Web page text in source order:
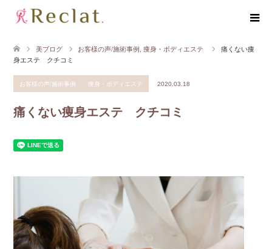
美ブログ お客様の声/施術事例, 痩身・ボディエステ
痛くない痩
身エステ クチコミ
お客様の声/施術事例 痩身・ボディエステ 2020.03.18
痛くない痩身エステ クチコミ